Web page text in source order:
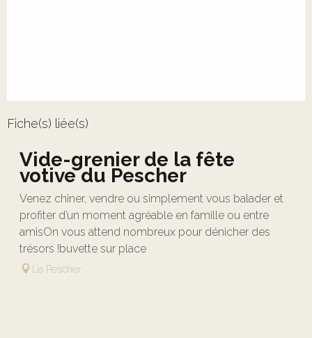
Fiche(s) liée(s)
Vide-grenier de la fête
votive du Pescher
Venez chiner, vendre ou simplement vous balader et
profiter d’un moment agréable en famille ou entre
amisOn vous attend nombreux pour dénicher des
trésors !buvette sur place
Le Pescher